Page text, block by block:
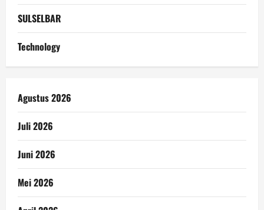
SULSELBAR
Technology
Agustus 2026
Juli 2026
Juni 2026
Mei 2026